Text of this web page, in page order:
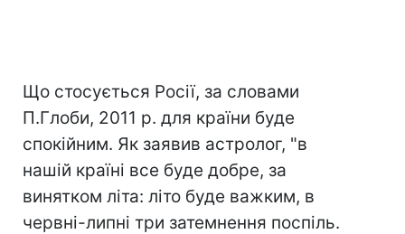
Що стосується Росії, за словами
П.Глоби, 2011 р. для країни буде
спокійним. Як заявив астролог, "в
нашій країні все буде добре, за
винятком літа: літо буде важким, в
червні-липні три затемнення поспіль.